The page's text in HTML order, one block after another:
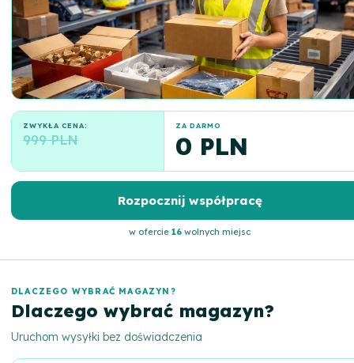
ZWYKŁA CENA:
999 PLN
ZA DARMO
0 PLN
Rozpocznij współpracę
w ofercie 16 wolnych miejsc
DLACZEGO WYBRAĆ MAGAZYN?
Dlaczego wybrać magazyn?
Uruchom wysyłki bez doświadczenia